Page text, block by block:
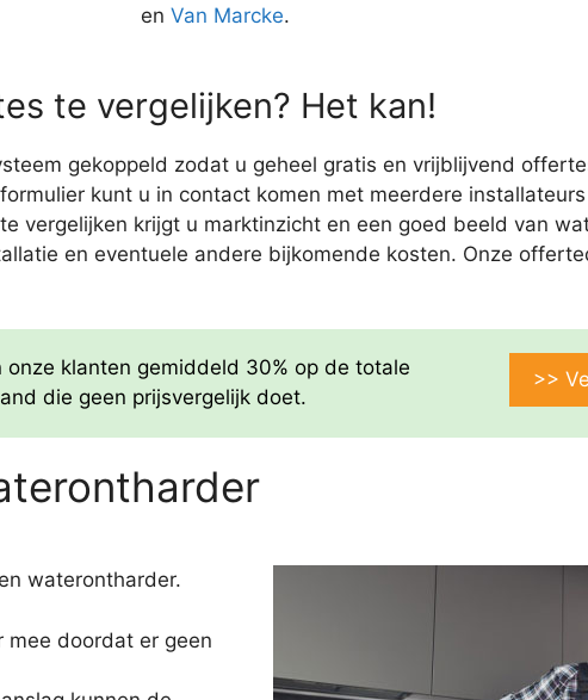
enVan Marcke.
te vergelijken? Het kan!
gekoppeld zodat u geheel gratis en vrijblijvend
kunt u in contact komen met meerdere
vergelijken krijgt u marktinzicht en een goed beeld van
en eventuele andere bijkomende kosten. Onze
klanten gemiddeld 30% op de totale
die geen prijsvergelijk doet.
>>
waterontharder.
mee doordat er geen